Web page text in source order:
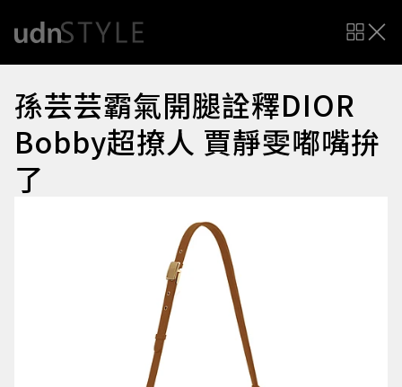
孫芸芸霸氣開腿詮釋DIOR
Bobby超撩人 賈靜雯嘟嘴拚
了